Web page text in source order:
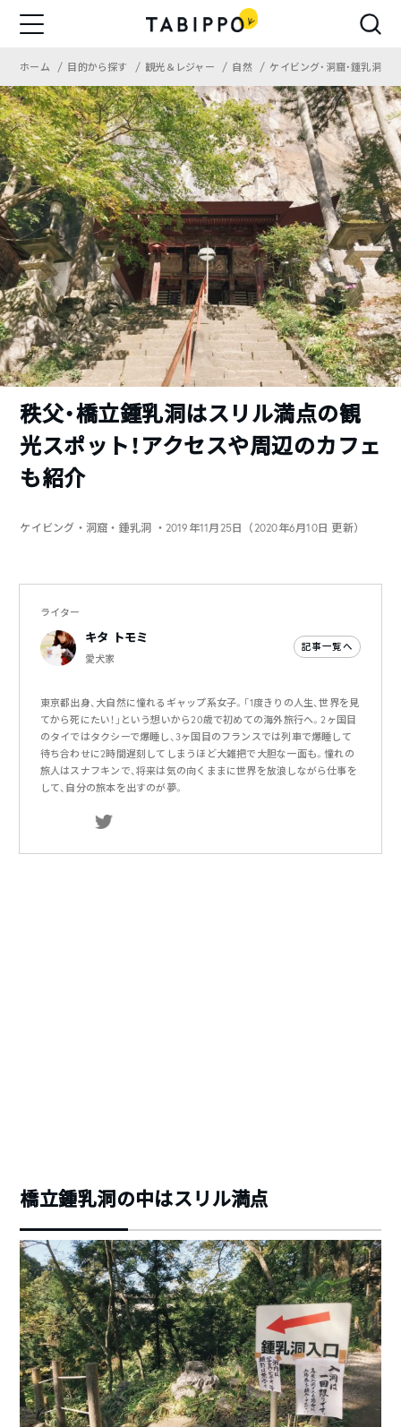
ホーム 目的から探す 観光＆レジャー 自然 ケイビング・洞窟・鍾乳洞
秩父・橋立鍾乳洞はスリル満点の観
光スポット！アクセスや周辺のカフェ
も紹介
ケイビング・洞窟・鍾乳洞 ・2019年11月25日（2020年6月10日 更新）
ライター
キタ トモミ
愛犬家
記事一覧へ
東京都出身、大自然に憧れるギャップ系女子。「1度きりの人生、世界を見
てから死にたい！」という想いから20歳で初めての海外旅行へ。2ヶ国目
のタイではタクシーで爆睡し、3ヶ国目のフランスでは列車で爆睡して
待ち合わせに2時間遅刻してしまうほど大雑把で大胆な一面も。憧れの
旅人はスナフキンで、将来は気の向くままに世界を放浪しながら仕事を
して、自分の旅本を出すのが夢。
橋立鍾乳洞の中はスリル満点